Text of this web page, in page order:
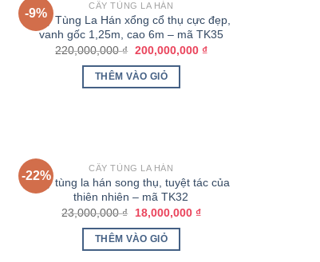
-9%
CÂY TÙNG LA HÁN
Cây Tùng La Hán xổng cổ thụ cực đẹp,
vanh gốc 1,25m, cao 6m – mã TK35
220,000,000₫ 200,000,000 ₫
THÊM VÀO GIỎ
-22%
CÂY TÙNG LA HÁN
Cây tùng la hán song thụ, tuyệt tác của
thiên nhiên – mã TK32
23,000,000₫ 18,000,000 ₫
THÊM VÀO GIỎ